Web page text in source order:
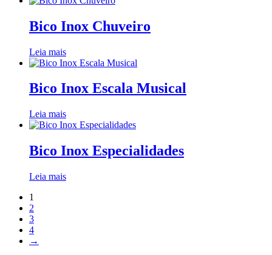
Bico Inox Chuveiro
Leia mais
Bico Inox Escala Musical
Leia mais
Bico Inox Especialidades
Leia mais
1
2
3
4
→